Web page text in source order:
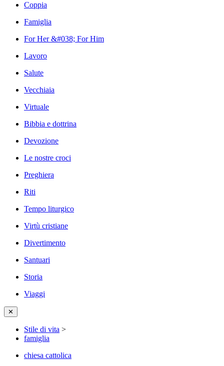
Coppia
Famiglia
For Her &#038; For Him
Lavoro
Salute
Vecchiaia
Virtuale
Bibbia e dottrina
Devozione
Le nostre croci
Preghiera
Riti
Tempo liturgico
Virtù cristiane
Divertimento
Santuari
Storia
Viaggi
✕
Stile di vita >
famiglia
chiesa cattolica